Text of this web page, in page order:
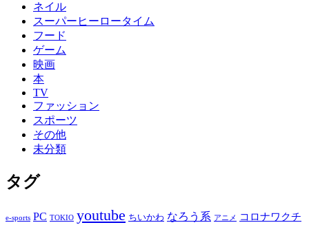
ネイル
スーパーヒーロータイム
フード
ゲーム
映画
本
TV
ファッション
スポーツ
その他
未分類
タグ
e-sports PC TOKIO youtube ちいかわ なろう系 アニメ
コロナワクチ